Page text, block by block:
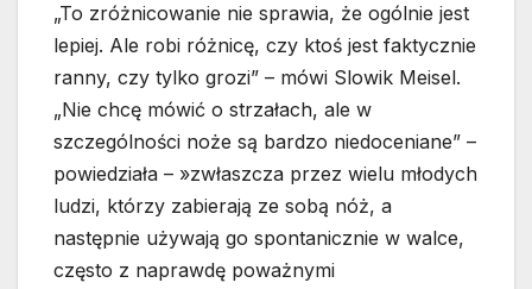
„To zróżnicowanie nie sprawia, że ogólnie jest
lepiej. Ale robi różnicę, czy ktoś jest faktycznie
ranny, czy tylko grozi” – mówi Slowik Meisel.
„Nie chcę mówić o strzałach, ale w
szczególności noże są bardzo niedoceniane” –
powiedziała – »zwłaszcza przez wielu młodych
ludzi, którzy zabierają ze sobą nóż, a
następnie używają go spontanicznie w walce,
często z naprawdę poważnymi